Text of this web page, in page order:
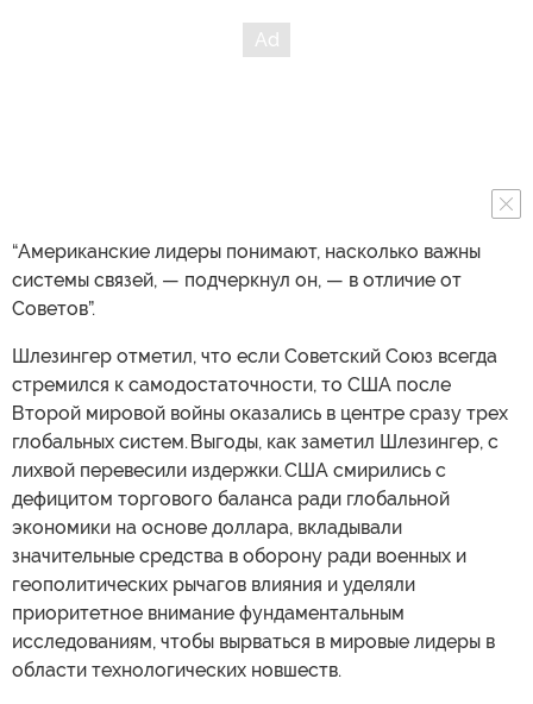
“Американские лидеры понимают, насколько важны
системы связей, — подчеркнул он, — в отличие от
Советов”.
Шлезингер отметил, что если Советский Союз всегда
стремился к самодостаточности, то США после
Второй мировой войны оказались в центре сразу трех
глобальных систем. Выгоды, как заметил Шлезингер, с
лихвой перевесили издержки. США смирились с
дефицитом торгового баланса ради глобальной
экономики на основе доллара, вкладывали
значительные средства в оборону ради военных и
геополитических рычагов влияния и уделяли
приоритетное внимание фундаментальным
исследованиям, чтобы вырваться в мировые лидеры в
области технологических новшеств.